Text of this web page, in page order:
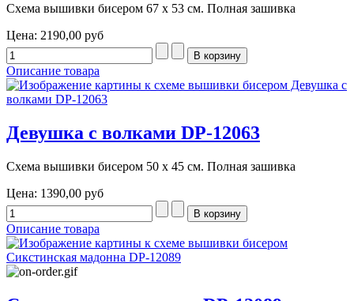
Схема вышивки бисером 67 х 53 см. Полная зашивка
Цена: 2190,00 руб
Описание товара
Девушка с волками DP-12063
Схема вышивки бисером 50 х 45 см. Полная зашивка
Цена: 1390,00 руб
Описание товара